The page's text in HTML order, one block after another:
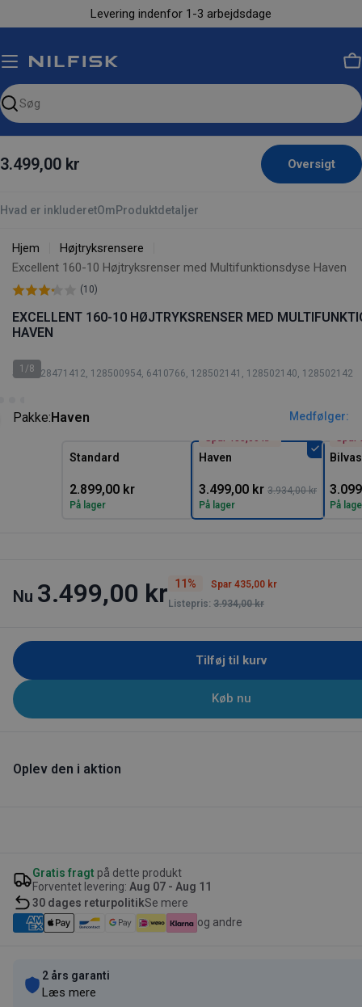
til
Levering indenfor 1-3 arbejdsdage
Søg
3.499,00 kr Oversigt
Hvad er inkluderetOm Produktdetaljer
Hjem
Højtryksrensere
Excellent 160-10 Højtryksrenser med Multifunktionsdyse Haven
(10)
EXCELLENT 160-10 HØJTRYKSRENSER MED
HAVEN
SKU: 128471412, 128500954, 6410766, 128502141, 128502140, 128502142
1/8
Pakke:Haven Medfølger:
Standard
2.899,00 kr
På lager
Spar 435,00 kr*
Haven
3.499,00 kr 3.934,00 kr
På lager
Spar
På
Nu 3.499,00 kr 11%
Spar 435,00 kr
Listepris: 3.934,00 kr
Tilføj til kurv
Køb nu
Oplev den i aktion
Gratis fragt på dette produkt
Forventet levering: Aug 07 - Aug 11
30 dages returpolitikSe mere
og andre
2 års garanti
Læs mere